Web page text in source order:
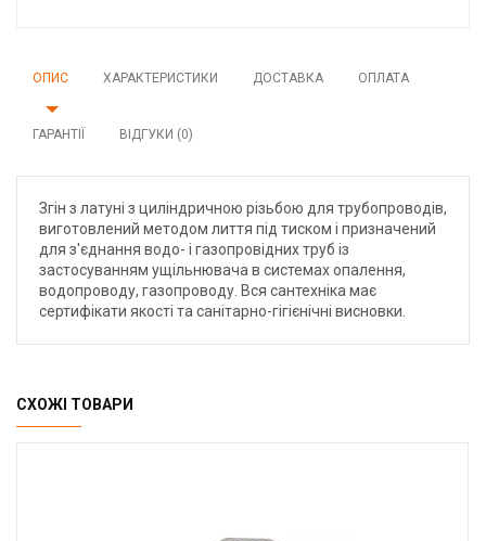
ОПИС ХАРАКТЕРИСТИКИ ДОСТАВКА ОПЛАТА
ГАРАНТІЇ ВІДГУКИ (0)
Згін з латуні з циліндричною різьбою для трубопроводів,
виготовлений методом лиття під тиском і призначений
для з'єднання водо- і газопровідних труб із
застосуванням ущільнювача в системах опалення,
водопроводу, газопроводу. Вся сантехніка має
сертифікати якості та санітарно-гігієнічні висновки.
СХОЖІ ТОВАРИ